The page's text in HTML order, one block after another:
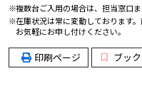
複数台ご入用の場合は、担当窓口
在庫状況は常に変動しております
お気軽にお申し付けください。
印刷ページ ブッ